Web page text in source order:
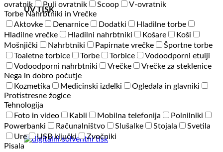
UV TISK
ovratnik
Puli ovratnik Scoop
V-ovratnik
Torbe Nahrbtniki in Vrečke
Aktovke
Denarnice Dodatki
Hladilne torbe
Hladilne vrečke
Hladilni nahrbtniki Košare
Koši
Mošnjički
Nahrbtniki Papirnate vrečke
Športne torbe
Toaletne torbice
Torbe Torbice
Vodoodporni etuiji
Vodoodporni nahrbtniki
Vrečke
Vrečke za steklenice
Nega in dobro počutje
Kozmetika
Medicinski izdelki
Ogledala in glavniki
Protistresne žogice
Tehnologija
Foto in video
Kabli Mobilna telefonija
Polnilniki
Powerbanki
Računalništvo Slušalke Stojala
Svetila
Ure
USB ključki
Zvočniki
Pisala